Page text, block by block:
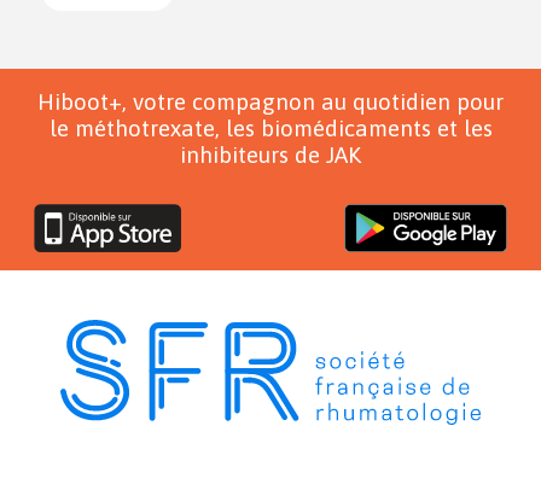
Hiboot+, votre compagnon au quotidien pour
le méthotrexate, les biomédicaments et les
inhibiteurs de JAK